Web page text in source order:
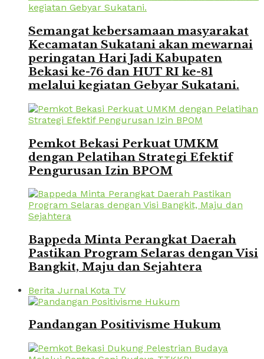
Semangat kebersamaan masyarakat
Kecamatan Sukatani akan mewarnai
peringatan Hari Jadi Kabupaten
Bekasi ke-76 dan HUT RI ke-81
melalui kegiatan Gebyar Sukatani.
Pemkot Bekasi Perkuat UMKM
dengan Pelatihan Strategi Efektif
Pengurusan Izin BPOM
Bappeda Minta Perangkat Daerah
Pastikan Program Selaras dengan Visi
Bangkit, Maju dan Sejahtera
Berita Jurnal Kota TV
Pandangan Positivisme Hukum